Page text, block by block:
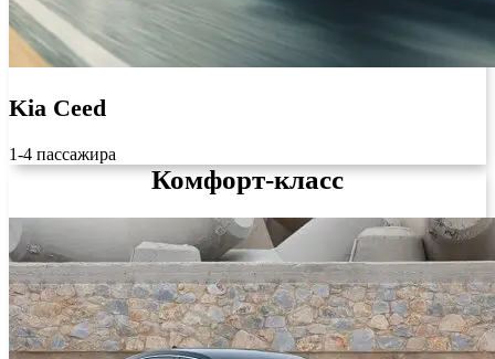
Kia Ceed
1-4 пассажира
Комфорт-класс